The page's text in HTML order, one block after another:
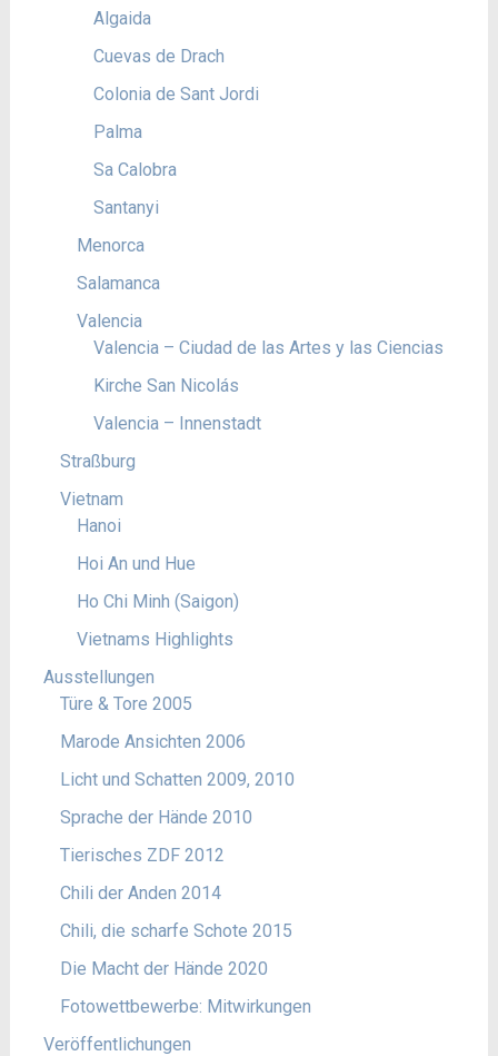
Algaida
Cuevas de Drach
Colonia de Sant Jordi
Palma
Sa Calobra
Santanyi
Menorca
Salamanca
Valencia
Valencia – Ciudad de las Artes y las Ciencias
Kirche San Nicolás
Valencia – Innenstadt
Straßburg
Vietnam
Hanoi
Hoi An und Hue
Ho Chi Minh (Saigon)
Vietnams Highlights
Ausstellungen
Türe & Tore 2005
Marode Ansichten 2006
Licht und Schatten 2009, 2010
Sprache der Hände 2010
Tierisches ZDF 2012
Chili der Anden 2014
Chili, die scharfe Schote 2015
Die Macht der Hände 2020
Fotowettbewerbe: Mitwirkungen
Veröffentlichungen